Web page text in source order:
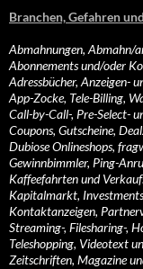
Branchen, Gefahren
Abmahnungen, Abmahn/
Abonnements und/oder
Adressbücher, Anzeigen-
App-Zocke, Tele-Billing,
Call-by-Call-, Pre-Select-
Coupons, Gutscheine,
Dubiose Onlineshops,
Gewinnbimmler, Ping-
Kaffeefahrten und
Kapitalmarkt,
Kontaktanzeigen,
Streaming-, Filesharing-,
Teleshopping, Videotext
Zeitschriften, Magazine